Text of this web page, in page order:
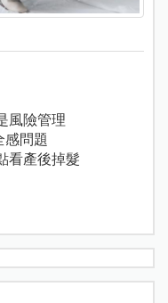
風險管理
感問題
看產後掉髮